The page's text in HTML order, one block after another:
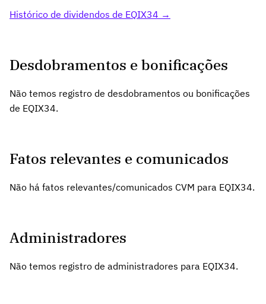
Histórico de dividendos de EQIX34 →
Desdobramentos e bonificações
Não temos registro de desdobramentos ou bonificações
de EQIX34.
Fatos relevantes e comunicados
Não há fatos relevantes/comunicados CVM para EQIX34.
Administradores
Não temos registro de administradores para EQIX34.